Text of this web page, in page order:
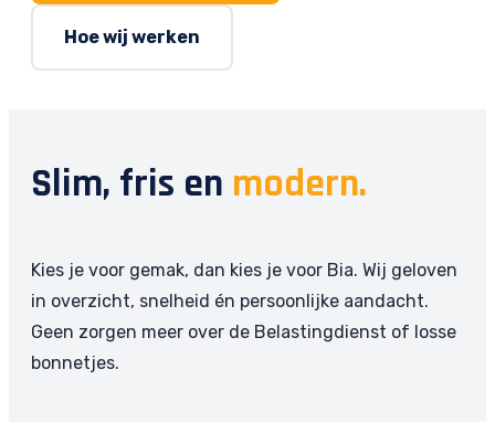
Hoe wij werken
Slim, fris en modern.
Kies je voor gemak, dan kies je voor Bia. Wij geloven
in overzicht, snelheid én persoonlijke aandacht.
Geen zorgen meer over de Belastingdienst of losse
bonnetjes.